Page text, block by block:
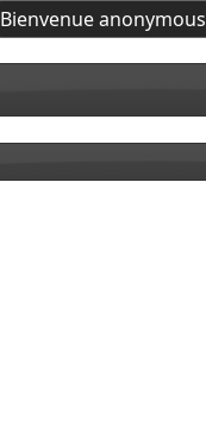
Bienvenue anonymous